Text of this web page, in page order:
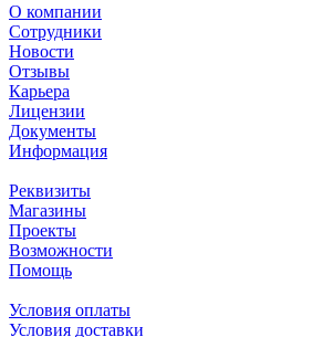
О компании
Сотрудники
Новости
Отзывы
Карьера
Лицензии
Документы
Информация
Реквизиты
Магазины
Проекты
Возможности
Помощь
Условия оплаты
Условия доставки